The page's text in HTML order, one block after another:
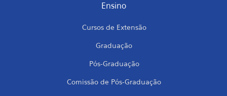
Ensino
Cursos de Extensão
Graduação
Pós-Graduação
Comissão de Pós-Graduação